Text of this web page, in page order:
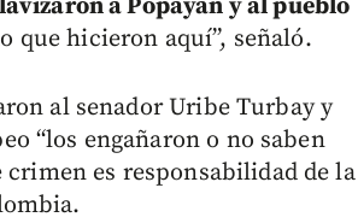
a Popayán y al pueblo
que hicieron aquí”, señaló.
al senador Uribe Turbay y
“los engañaron o no saben
crimen es responsabilidad de la